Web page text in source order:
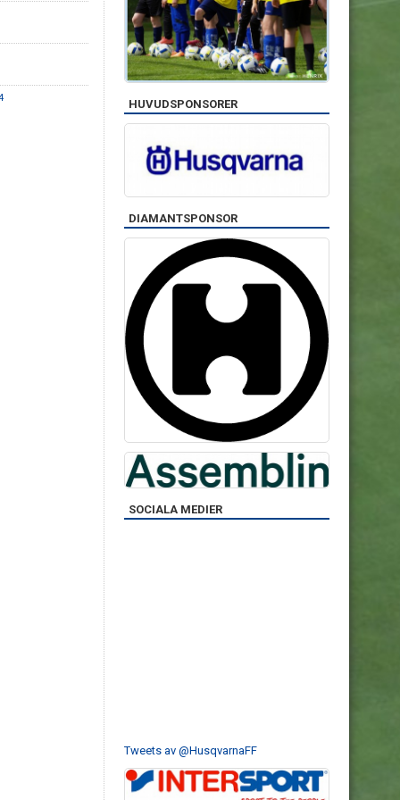
HUVUDSPONSORER
DIAMANTSPONSOR
SOCIALA MEDIER
Tweets av @HusqvarnaFF